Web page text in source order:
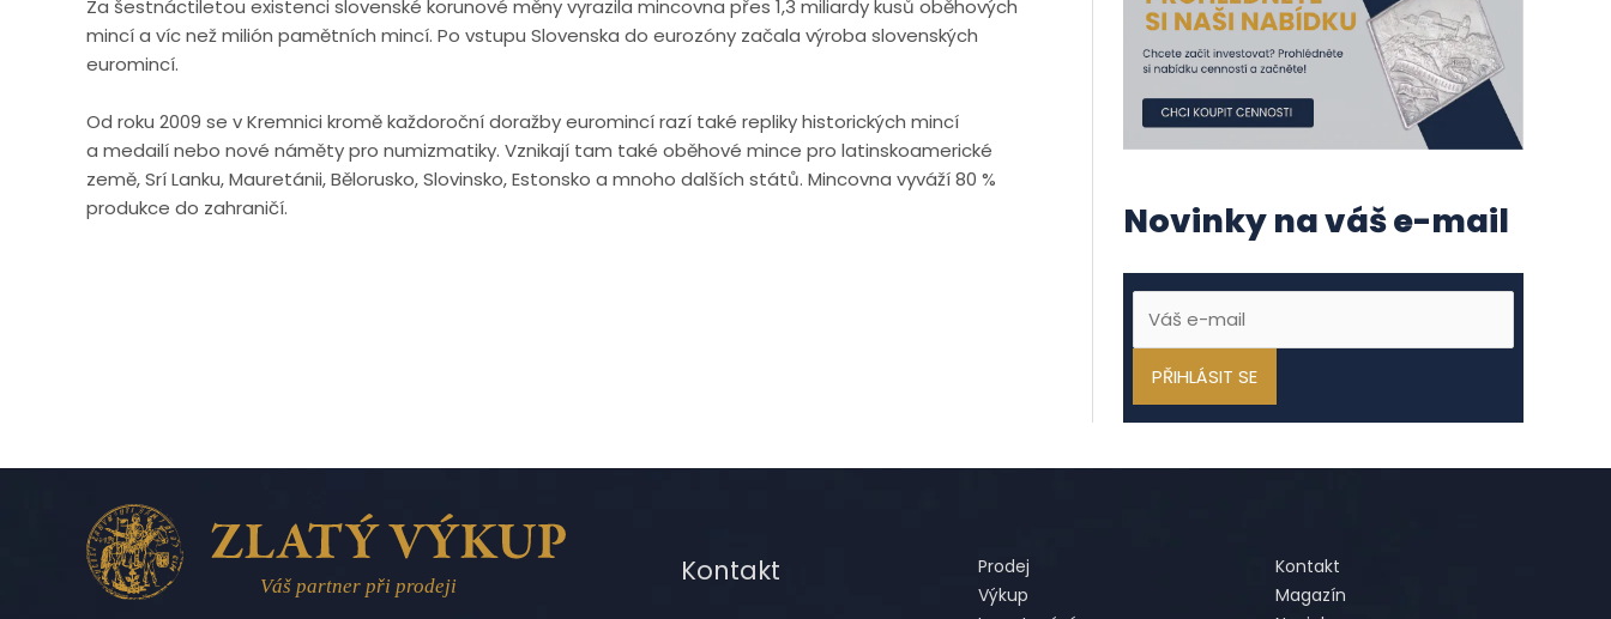
Za šestnáctiletou existenci slovenské korunové měny vyrazila mincovna přes 1,3 miliardy kusů oběhových
mincí a víc než milión pamětních mincí. Po vstupu Slovenska do eurozóny začala výroba slovenských
euromincí.
Od roku 2009 se v Kremnici kromě každoroční doražby euromincí razí také repliky historických mincí
a medailí nebo nové náměty pro numizmatiky. Vznikají tam také oběhové mince pro latinskoamerické
země, Srí Lanku, Mauretánii, Bělorusko, Slovinsko, Estonsko a mnoho dalších států. Mincovna vyváží 80 %
produkce do zahraničí.
Novinky na váš e-mail
Kontakt
Prodej
Výkup
Kontakt
Magazín